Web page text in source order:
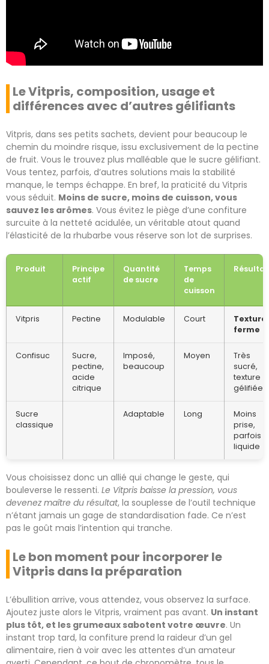
Le Vitpris, composition, usage et
différences avec d’autres gélifiants
Vitpris, dans ses petits sachets, devient pour beaucoup le
chemin du moindre risque, issu exclusivement de la pectine
de fruit. Vous le trouvez plus malléable que le sucre gélifiant.
Vous tentez, parfois, d’autres solutions mais la stabilité
manque, le temps échappe. En bref, la praticité du Vitpris
vous séduit. Moins de sucre, moins de cuisson, vous
sauvez les arômes. Vous évitez le piège d’une confiture
surcuite à la netteté acidulée, un véritable atout quand
l’élasticité de la rhubarbe vous réserve son lot de surprises.
Produit
Principe
actif
Quantité
de sucre
Temps
de
cuisson
Résultat
Vitpris Pectine Modulable Court
Texture
ferme
Confisuc
Sucre,
pectine,
acide
citrique
Imposé,
beaucoup
Moyen
Très
sucré,
texture
gélifiée
Sucre
classique
Adaptable Long
Moins
prise,
parfois
liquide
Vous choisissez donc un allié qui change le geste, qui
bouleverse le ressenti. Le Vitpris baisse la pression, vous
devenez maître du résultat, la souplesse de l’outil technique
n’étant jamais un gage de standardisation fade. Ce n’est
pas le goût mais l’intention qui tranche.
Le bon moment pour incorporer le
Vitpris dans la préparation
L’ébullition arrive, vous attendez, vous observez la surface.
Ajoutez juste alors le Vitpris, vraiment pas avant. Un instant
plus tôt, et les grumeaux sabotent votre œuvre. Un
instant trop tard, la confiture prend la raideur d’un gel
alimentaire, rien à voir avec les attentes d’un amateur